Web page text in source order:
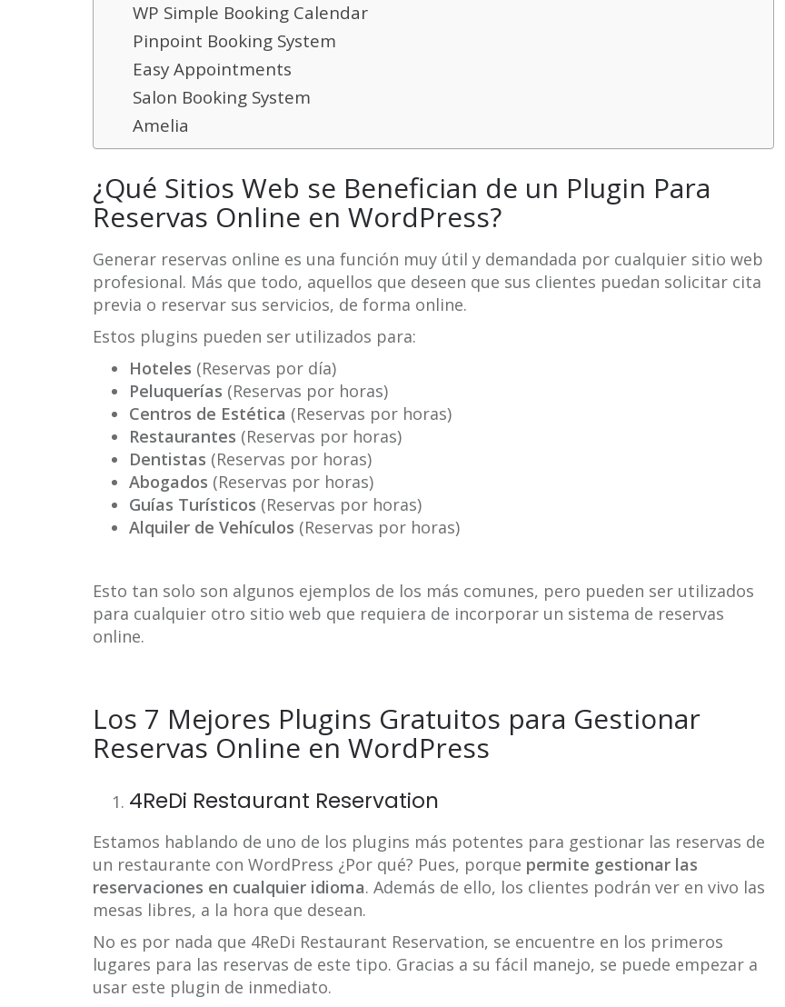
WP Simple Booking Calendar
Pinpoint Booking System
Easy Appointments
Salon Booking System
Amelia
¿Qué Sitios Web se Benefician de un Plugin Para
Reservas Online en WordPress?
Generar reservas online es una función muy útil y demandada por cualquier sitio web
profesional. Más que todo, aquellos que deseen que sus clientes puedan solicitar cita
previa o reservar sus servicios, de forma online.
Estos plugins pueden ser utilizados para:
Hoteles (Reservas por día)
Peluquerías (Reservas por horas)
Centros de Estética (Reservas por horas)
Restaurantes (Reservas por horas)
Dentistas (Reservas por horas)
Abogados (Reservas por horas)
Guías Turísticos (Reservas por horas)
Alquiler de Vehículos (Reservas por horas)
Esto tan solo son algunos ejemplos de los más comunes, pero pueden ser utilizados
para cualquier otro sitio web que requiera de incorporar un sistema de reservas
online.
Los 7 Mejores Plugins Gratuitos para Gestionar
Reservas Online en WordPress
4ReDi Restaurant Reservation
Estamos hablando de uno de los plugins más potentes para gestionar las reservas de
un restaurante con WordPress ¿Por qué? Pues, porque permite gestionar las
reservaciones en cualquier idioma. Además de ello, los clientes podrán ver en vivo las
mesas libres, a la hora que desean.
No es por nada que 4ReDi Restaurant Reservation, se encuentre en los primeros
lugares para las reservas de este tipo. Gracias a su fácil manejo, se puede empezar a
usar este plugin de inmediato.